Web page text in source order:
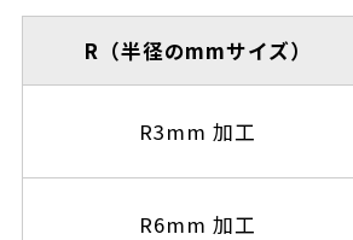
R（半径のmmサイズ）
R3mm 加工
R6mm 加工